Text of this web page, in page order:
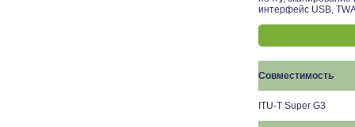
интерфейс USB,
Совместимость
ITU-T Super G3